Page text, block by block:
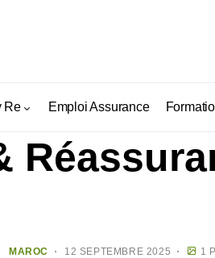
Re Emploi Assurance
MAROC 12 SEPTEMBRE 2025 1